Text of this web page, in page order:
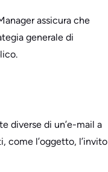
assicura che
generale di
diverse di un’e-mail a
come l’oggetto, l’invito